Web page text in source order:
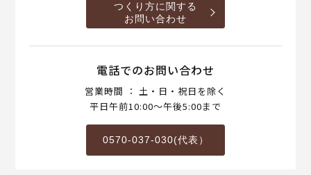
つくり方に関する
お問い合わせ
電話でのお問い合わせ
営業時間 ： 土・日・祝日を除く
平日午前10:00～午後5:00まで
0570-037-030(代表）